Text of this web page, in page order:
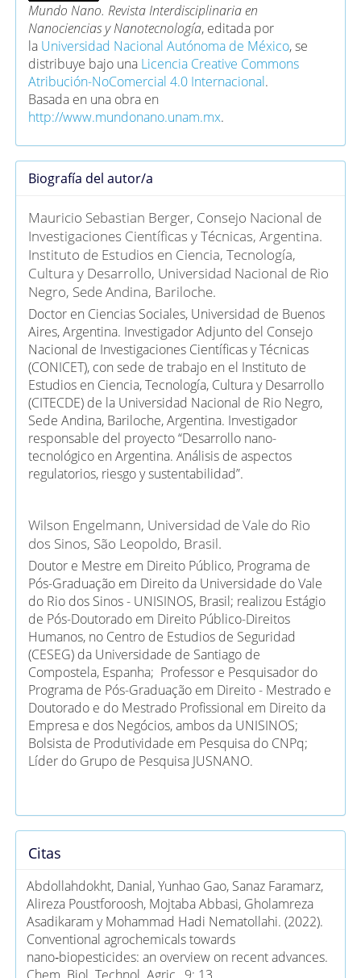
Mundo Nano. Revista Interdisciplinaria en
Nanociencias y Nanotecnología, editada por
la Universidad Nacional Autónoma de México, se
distribuye bajo una Licencia Creative Commons
Atribución-NoComercial 4.0 Internacional.
Basada en una obra en
http://www.mundonano.unam.mx.
Biografía del autor/a
Mauricio Sebastian Berger, Consejo Nacional de
Investigaciones Científicas y Técnicas, Argentina.
Instituto de Estudios en Ciencia, Tecnología,
Cultura y Desarrollo, Universidad Nacional de Rio
Negro, Sede Andina, Bariloche.
Doctor en Ciencias Sociales, Universidad de Buenos
Aires, Argentina. Investigador Adjunto del Consejo
Nacional de Investigaciones Científicas y Técnicas
(CONICET), con sede de trabajo en el Instituto de
Estudios en Ciencia, Tecnología, Cultura y Desarrollo
(CITECDE) de la Universidad Nacional de Rio Negro,
Sede Andina, Bariloche, Argentina. Investigador
responsable del proyecto “Desarrollo nano-
tecnológico en Argentina. Análisis de aspectos
regulatorios, riesgo y sustentabilidad”.
Wilson Engelmann, Universidad de Vale do Rio
dos Sinos, São Leopoldo, Brasil.
Doutor e Mestre em Direito Público, Programa de
Pós-Graduação em Direito da Universidade do Vale
do Rio dos Sinos - UNISINOS, Brasil; realizou Estágio
de Pós-Doutorado em Direito Público-Direitos
Humanos, no Centro de Estudios de Seguridad
(CESEG) da Universidade de Santiago de
Compostela, Espanha; Professor e Pesquisador do
Programa de Pós-Graduação em Direito - Mestrado e
Doutorado e do Mestrado Profissional em Direito da
Empresa e dos Negócios, ambos da UNISINOS;
Bolsista de Produtividade em Pesquisa do CNPq;
Líder do Grupo de Pesquisa JUSNANO.
Citas
Abdollahdokht, Danial, Yunhao Gao, Sanaz Faramarz,
Alireza Poustforoosh, Mojtaba Abbasi, Gholamreza
Asadikaram y Mohammad Hadi Nematollahi. (2022).
Conventional agrochemicals towards
nano‑biopesticides: an overview on recent advances.